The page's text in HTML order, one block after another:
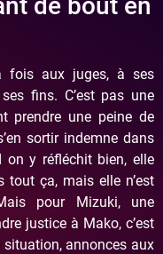
fois aux juges, à ses
fins. C’est pas une
prendre une peine de
sortir indemne dans
on y réfléchit bien, elle
tout ça, mais elle n’est
pour Mizuki, une
justice à Mako, c’est
annonces aux